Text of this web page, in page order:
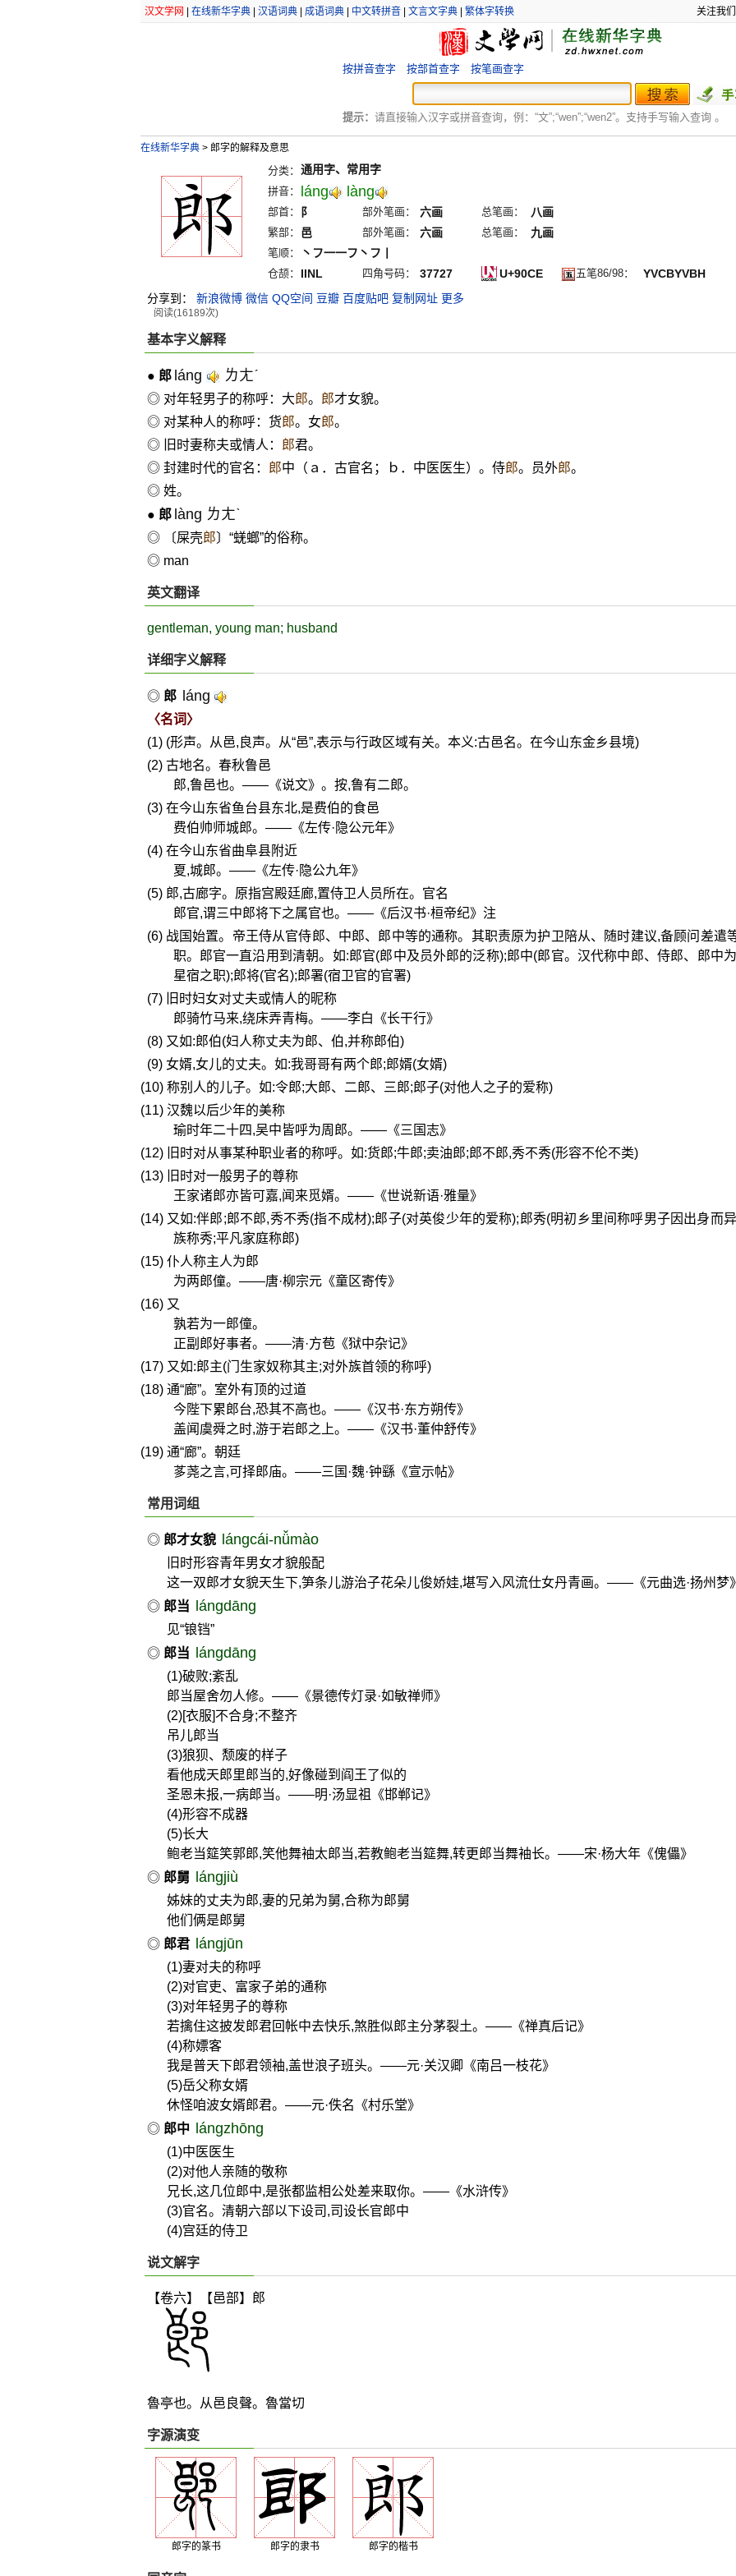
汉文学网 在线新华字典| 汉语词典| 成语词典| 中文转拼音| 文言文字典| 繁体字转换 关注我们
按拼音查字 按部首查字 按笔画查字
提示： 请直接输入汉字或拼音查询，例：“文”;“wen”;“wen2”。支持手写输入查询 。
在线新华字典 >郎字的解释及意思
分类： 通用字、常用字
拼音： láng làng
部首： 阝 部外笔画： 六画 总笔画： 八画
繁部： 邑 部外笔画： 六画 总笔画： 九画
笔顺： 丶フ一一フ丶フ丨
仓颉： IINL 四角号码： 37727 U+90CE 五笔86/98：
YVCBYVBH
分享到：
新浪微博 微信 QQ空间 豆瓣 百度贴吧 复制网址 更多
阅读(16189次)
基本字义解释
● 郎 láng ㄌㄤˊ
◎ 对年轻男子的称呼：大郎。 郎才女貌。
◎ 对某种人的称呼：货郎。女郎。
◎ 旧时妻称夫或情人：
郎君。
◎ 封建时代的官名：
郎中（ａ．古官名；ｂ．中医医生）。侍郎。员外郎。
◎ 姓。
● 郎 làng ㄌㄤˋ
◎ 〔屎壳郎〕“蜣螂”的俗称。
◎ man
英文翻译
gentleman, young man; husband
详细字义解释
◎ 郎 láng
〈名词〉
(1) (形声。从邑,良声。从“邑”,表示与行政区域有关。本义:古邑名。在今山东金乡县境)
(2) 古地名。春秋鲁邑
郎,鲁邑也。——《说文》。按,鲁有二郎。
(3) 在今山东省鱼台县东北,是费伯的食邑
费伯帅师城郎。——《左传·隐公元年》
(4) 在今山东省曲阜县附近
夏,城郎。——《左传·隐公九年》
(5) 郎,古廊字。原指宫殿廷廊,置侍卫人员所在。官名
郎官,谓三中郎将下之属官也。——《后汉书·桓帝纪》注
(6) 战国始置。帝王侍从官侍郎、中郎、郎中等的通称。其职责原为护卫陪从、随时建议,备顾问差遣
职。郎官一直沿用到清朝。如:郎官(郎中及员外郎的泛称);郎中(郎官。汉代称中郎、侍郎、郎中
星宿之职);郎将(官名);郎署(宿卫官的官署)
(7) 旧时妇女对丈夫或情人的昵称
郎骑竹马来,绕床弄青梅。——李白《长干行》
(8) 又如:郎伯(妇人称丈夫为郎、伯,并称郎伯)
(9) 女婿,女儿的丈夫。如:我哥哥有两个郎;郎婿(女婿)
(10) 称别人的儿子。如:令郎;大郎、二郎、三郎;郎子(对他人之子的爱称)
(11) 汉魏以后少年的美称
瑜时年二十四,吴中皆呼为周郎。——《三国志》
(12) 旧时对从事某种职业者的称呼。如:货郎;牛郎;卖油郎;郎不郎,秀不秀(形容不伦不类)
(13) 旧时对一般男子的尊称
王家诸郎亦皆可嘉,闻来觅婿。——《世说新语·雅量》
(14) 又如:伴郎;郎不郎,秀不秀(指不成材);郎子(对英俊少年的爱称);郎秀(明初乡里间称呼男子因出身而
族称秀;平凡家庭称郎)
(15) 仆人称主人为郎
为两郎僮。——唐·柳宗元《童区寄传》
(16) 又
孰若为一郎僮。
正副郎好事者。——清·方苞《狱中杂记》
(17) 又如:郎主(门生家奴称其主;对外族首领的称呼)
(18) 通“廊”。室外有顶的过道
今陛下累郎台,恐其不高也。——《汉书·东方朔传》
盖闻虞舜之时,游于岩郎之上。——《汉书·董仲舒传》
(19) 通“廊”。朝廷
茤荛之言,可择郎庙。——三国·魏·钟繇《宣示帖》
常用词组
◎ 郎才女貌 lángcái-nǚmào
旧时形容青年男女才貌般配
这一双郎才女貌天生下,笋条儿游治子花朵儿俊娇娃,堪写入风流仕女丹青画。——《元曲选·扬州梦》
◎ 郎当 lángdāng
见“锒铛”
◎ 郎当 lángdāng
(1)破败;紊乱
郎当屋舍勿人修。——《景德传灯录·如敏禅师》
(2)[衣服]不合身;不整齐
吊儿郎当
(3)狼狈、颓废的样子
看他成天郎里郎当的,好像碰到阎王了似的
圣恩未报,一病郎当。——明·汤显祖《邯郸记》
(4)形容不成器
(5)长大
鲍老当筵笑郭郎,笑他舞袖太郎当,若教鲍老当筵舞,转更郎当舞袖长。——宋·杨大年《傀儡》
◎ 郎舅 lángjiù
姊妹的丈夫为郎,妻的兄弟为舅,合称为郎舅
他们俩是郎舅
◎ 郎君 lángjūn
(1)妻对夫的称呼
(2)对官吏、富家子弟的通称
(3)对年轻男子的尊称
若擒住这披发郎君回帐中去快乐,煞胜似郎主分茅裂土。——《禅真后记》
(4)称嫖客
我是普天下郎君领袖,盖世浪子班头。——元·关汉卿《南吕一枝花》
(5)岳父称女婿
休怪咱波女婿郎君。——元·佚名《村乐堂》
◎ 郎中 lángzhōng
(1)中医医生
(2)对他人亲随的敬称
兄长,这几位郎中,是张都监相公处差来取你。——《水浒传》
(3)官名。清朝六部以下设司,司设长官郎中
(4)宫廷的侍卫
说文解字
【卷六】【邑部】 郎
魯亭也。从邑良聲。魯當切
字源演变
郎字的篆书 郎字的隶书 郎字的楷书